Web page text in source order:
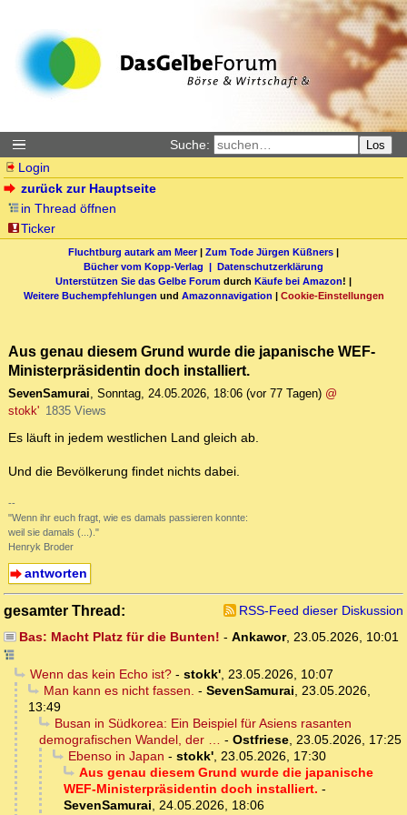
Suche: Los
Login
zurück zur Hauptseite
in Thread öffnen
Ticker
Fluchtburg autark am Meer| Zum Tode Jürgen Küßners |
Bücher vom Kopp-Verlag | Datenschutzerklärung
Unterstützen Sie das Gelbe Forum durch Käufe bei Amazon! |
Weitere Buchempfehlungen und Amazonnavigation | Cookie-Einstellungen
Aus genau diesem Grund wurde die japanische WEF-
Ministerpräsidentin doch installiert.
SevenSamurai, Sonntag, 24.05.2026, 18:06 (vor 77 Tagen) @
stokk' 1835 Views
Es läuft in jedem westlichen Land gleich ab.
Und die Bevölkerung findet nichts dabei.
--
"Wenn ihr euch fragt, wie es damals passieren konnte:
weil sie damals (...)."
Henryk Broder
antworten
gesamter Thread:
RSS-Feed dieser Diskussion
Bas: Macht Platz für die Bunten! - Ankawor, 23.05.2026, 10:01
Wenn das kein Echo ist?- stokk', 23.05.2026, 10:07
Man kann es nicht fassen. - SevenSamurai, 23.05.2026,
13:49
Busan in Südkorea: Ein Beispiel für Asiens rasanten
demografischen Wandel, der … - Ostfriese, 23.05.2026, 17:25
Ebenso in Japan - stokk', 23.05.2026, 17:30
Aus genau diesem Grund wurde die japanische
WEF-Ministerpräsidentin doch installiert. -
SevenSamurai, 24.05.2026, 18:06